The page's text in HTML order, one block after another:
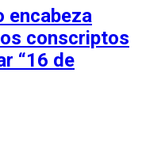
encabeza
conscriptos
“16 de